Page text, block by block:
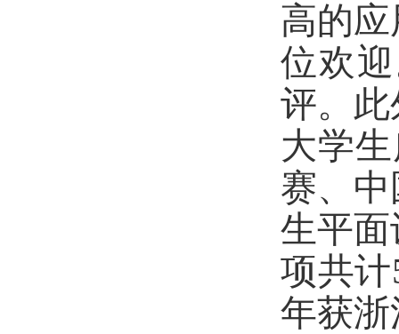
高的
位欢
评。
大学
赛、
生平
项共计
年获